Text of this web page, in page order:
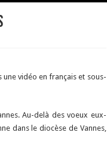
une vidéo en français et sous-
Au-delà des voeux eux-
dans le diocèse de Vannes,